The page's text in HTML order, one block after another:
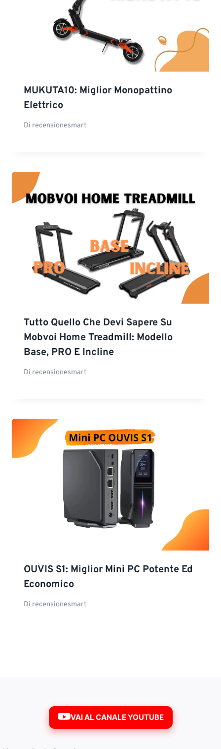
MUKUTA10: Miglior Monopattino
Elettrico
Di recensionesmart
Tutto Quello Che Devi Sapere Su
Mobvoi Home Treadmill: Modello
Base, PRO E Incline
Di recensionesmart
OUVIS S1: Miglior Mini PC Potente Ed
Economico
Di recensionesmart
VAI AL CANALE YOUTUBE